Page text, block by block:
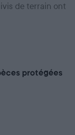
de terrain ont
protégées